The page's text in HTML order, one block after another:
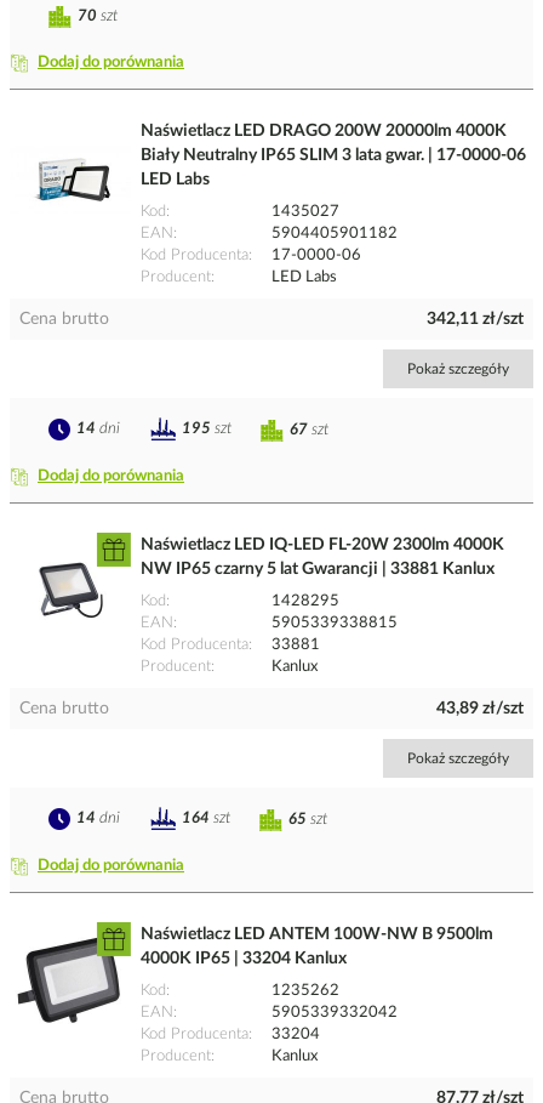
Dodaj do porównania
70 szt
Naświetlacz LED DRAGO 200W 20000lm 4000K
Biały Neutralny IP65 SLIM 3 lata gwar. | 17-0000-06
LED Labs
Kod
1435027
EAN
5904405901182
Kod Producenta
17-0000-06
Producent
LED Labs
Cena brutto 342,11 zł/szt
Pokaż szczegóły
Dodaj do porównania
67 szt
14 dni 195 szt
Naświetlacz LED IQ-LED FL-20W 2300lm 4000K
NW IP65 czarny 5 lat Gwarancji | 33881 Kanlux
Kod
1428295
EAN
5905339338815
Kod Producenta
33881
Producent
Kanlux
Cena brutto 43,89 zł/szt
Pokaż szczegóły
Dodaj do porównania
65 szt
14 dni 164 szt
Naświetlacz LED ANTEM 100W-NW B 9500lm
4000K IP65 | 33204 Kanlux
Kod
1235262
EAN
5905339332042
Kod Producenta
33204
Producent
Kanlux
Cena brutto 87,77 zł/szt